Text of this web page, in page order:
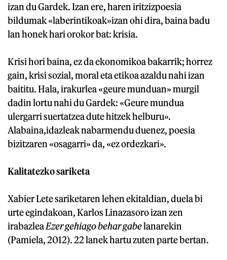
izan du Gardek. Izan ere, haren iritzizpoesia
bildumak «laberintikoak»izan ohi dira, baina badu
lan honek hari orokor bat: krisia.
Krisi hori baina, ez da ekonomikoa bakarrik; horrez
gain, krisi sozial, moral eta etikoa azaldu nahi izan
baititu. Hala, irakurlea «geure munduan» murgil
dadin lortu nahi du Gardek: «Geure mundua
ulergarri suertatzea dute hitzek helburu».
Alabaina,idazleak nabarmendu duenez, poesia
bizitzaren «osagarri» da, «ez ordezkari».
Kalitatezko sariketa
Xabier Lete sariketaren lehen ekitaldian, duela bi
urte egindakoan, Karlos Linazasoro izan zen
irabazleaEzer gehiago behar gabelanarekin
(Pamiela, 2012). 22 lanek hartu zuten parte bertan.